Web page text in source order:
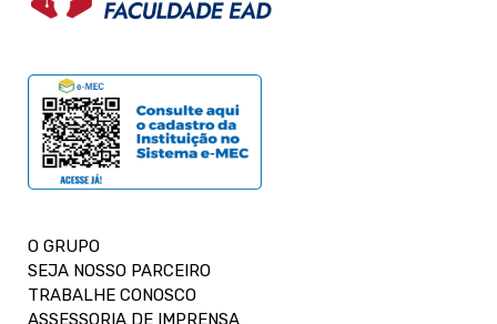
O GRUPO
SEJA NOSSO PARCEIRO
TRABALHE CONOSCO
ASSESSORIA DE IMPRENSA